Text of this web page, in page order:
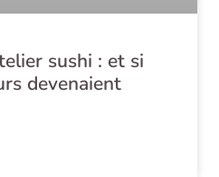
sushi : et si
devenaient